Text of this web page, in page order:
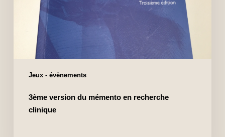
Jeux - évènements
3ème version du mémento en recherche
clinique